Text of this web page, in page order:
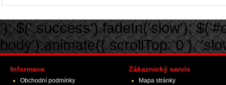
'); $('.success').fadeIn('slow');
body').animate({ scrollTop: 0 },
Informace
Obchodní podmínky
Zákaznický servis
Mapa stránky